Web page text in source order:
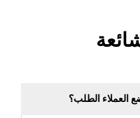
العملاء الطلب؟